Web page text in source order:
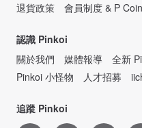
退貨政策 會員制度 & P
認識 Pinkoi
關於我們
媒體報導 全新
Pinkoi 小怪物
人才招募
追蹤 Pinkoi